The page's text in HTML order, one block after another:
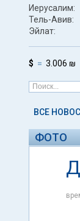
Иерусалим:
Тель-Авив:
Эйлат:
$ 3.006 ₪
ВСЕ
ФОТО